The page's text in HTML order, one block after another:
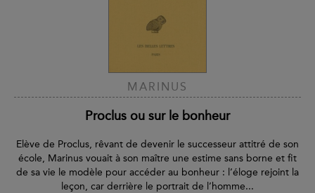
MARINUS
Proclus ou sur le bonheur
Elève de Proclus, rêvant de devenir le successeur attitré de son
école, Marinus vouait à son maître une estime sans borne et fit
de sa vie le modèle pour accéder au bonheur : l’éloge rejoint la
leçon, car derrière le portrait de l’homme...